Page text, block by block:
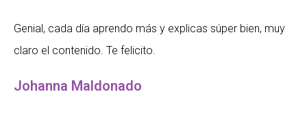
Genial, cada día aprendo más y explicas súper bien, muy
claro el contenido. Te felicito.
Johanna Maldonado